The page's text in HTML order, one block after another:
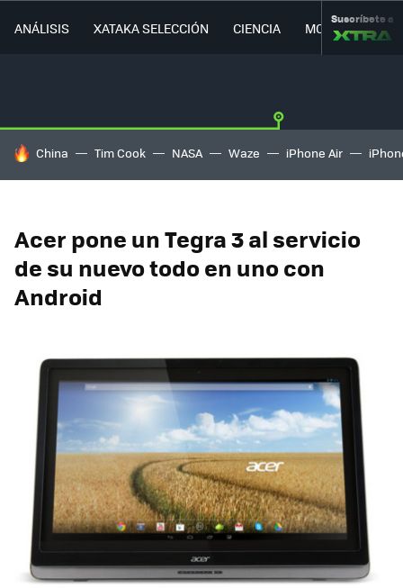
ANÁLISIS XATAKA SELECCIÓN CIENCIA MOVILIDAD
Suscríbete a
HOY SE HABLA DE
China Tim Cook NASA Waze iPhone Air
Acer pone un Tegra 3 al servicio
de su nuevo todo en uno con
Android